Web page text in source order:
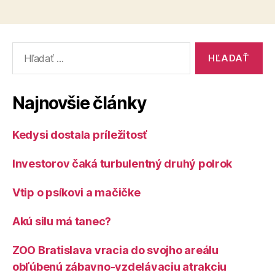
Najnovšie články
Kedysi dostala príležitosť
Investorov čaká turbulentný druhý polrok
Vtip o psíkovi a mačičke
Akú silu má tanec?
ZOO Bratislava vracia do svojho areálu
obľúbenú zábavno-vzdelávaciu atrakciu